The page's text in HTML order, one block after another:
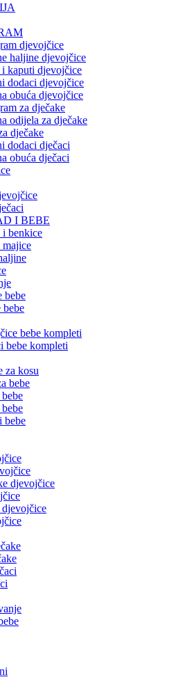
djevojčice
haljine djevojčice
kaputi djevojčice
dodaci djevojčice
obuća djevojčice
za dječake
odijela za dječake
dječake
dodaci dječaci
obuća dječaci
I BEBE
i benkice
bebe
bebe
bebe kompleti
bebe kompleti
za kosu
bebe
bebe
djevojčice